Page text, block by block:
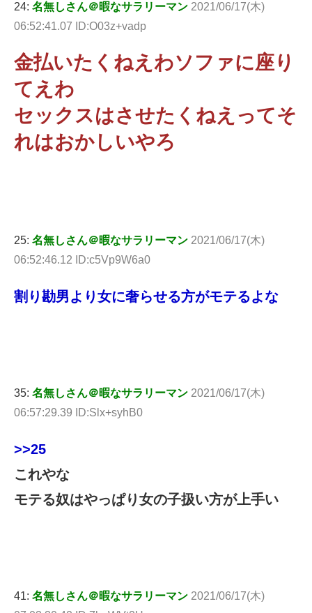
24: 名無しさん＠暇なサラリーマン 2021/06/17(木)
06:52:41.07 ID:O03z+vadp
金払いたくねえわソファに座り
てえわ
セックスはさせたくねえってそ
れはおかしいやろ
25: 名無しさん＠暇なサラリーマン 2021/06/17(木)
06:52:46.12 ID:c5Vp9W6a0
割り勘男より女に奢らせる方がモテるよな
35: 名無しさん＠暇なサラリーマン 2021/06/17(木)
06:57:29.39 ID:Slx+syhB0
>>25
これやな
モテる奴はやっぱり女の子扱い方が上手い
41: 名無しさん＠暇なサラリーマン 2021/06/17(木)